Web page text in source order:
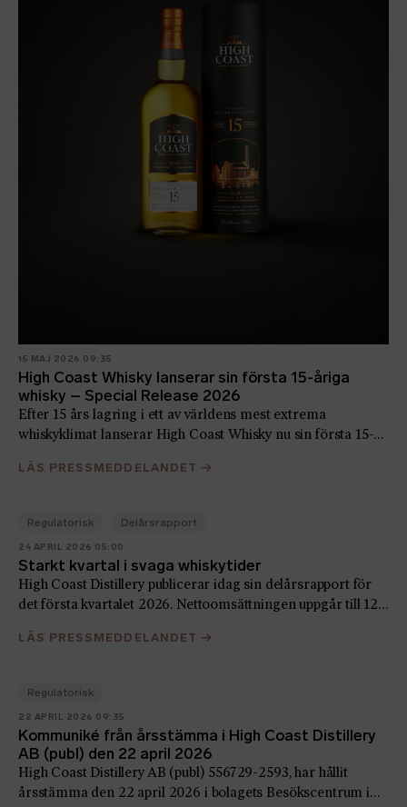
15 MAJ 2026 09:35
High Coast Whisky lanserar sin första 15-åriga
whisky – Special Release 2026
Efter 15 års lagring i ett av världens mest extrema
whiskyklimat lanserar High Coast Whisky nu sin första 15-
tidens påverkan och destilleriets unika plats vid
årstiderna driver fram en intensiv och karaktärsfull mognad
LÄS PRESSMEDDELANDET →
Regulatorisk Delårsrapport
24 APRIL 2026 05:00
Starkt kvartal i svaga whiskytider
High Coast Distillery publicerar idag sin delårsrapport för
det första kvartalet 2026. Nettoomsättningen uppgår till 12,7
LÄS PRESSMEDDELANDET →
Regulatorisk
22 APRIL 2026 09:35
Kommuniké från årsstämma i High Coast Distillery
AB (publ) den 22 april 2026
High Coast Distillery AB (publ) 556729-2593, har hållit
årsstämma den 22 april 2026 i bolagets Besökscentrum i